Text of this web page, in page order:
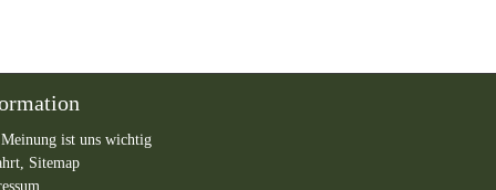
ist uns wichtig
Sitemap